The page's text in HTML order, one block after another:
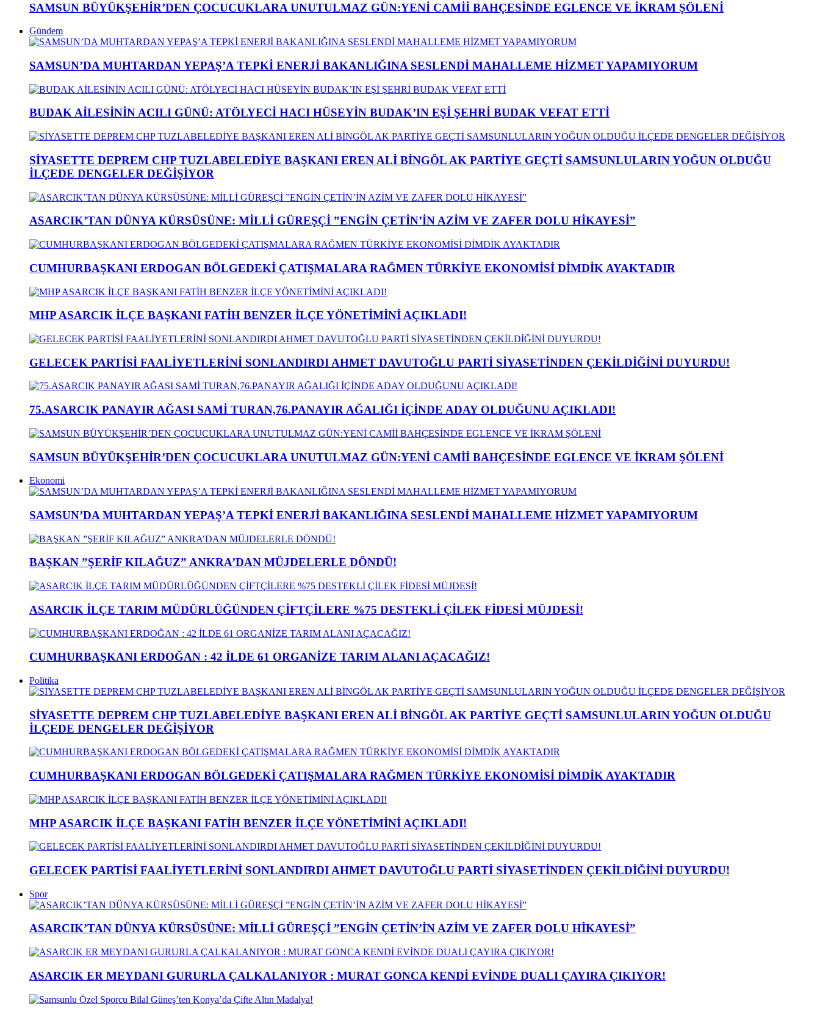
SAMSUN BÜYÜKŞEHİR’DEN ÇOCUCUKLARA UNUTULMAZ GÜN:YENİ CAMİİ BAHÇESİNDE EGLENCE VE İKRAM ŞÖLENİ
Gündem
SAMSUN’DA MUHTARDAN YEPAŞ’A TEPKİ ENERJİ BAKANLIĞINA SESLENDİ MAHALLEME HİZMET YAPAMIYORUM
BUDAK AİLESİNİN ACILI GÜNÜ: ATÖLYECİ HACI HÜSEYİN BUDAK’IN EŞİ ŞEHRİ BUDAK VEFAT ETTİ
SİYASETTE DEPREM CHP TUZLABELEDİYE BAŞKANI EREN ALİ BİNGÖL AK PARTİYE GEÇTİ SAMSUNLULARIN YOĞUN OLDUĞU
İLÇEDE DENGELER DEĞİŞİYOR
ASARCIK’TAN DÜNYA KÜRSÜSÜNE: MİLLİ GÜREŞÇİ ”ENGİN ÇETİN’İN AZİM VE ZAFER DOLU HİKAYESİ”
CUMHURBAŞKANI ERDOGAN BÖLGEDEKİ ÇATIŞMALARA RAĞMEN TÜRKİYE EKONOMİSİ DİMDİK AYAKTADIR
MHP ASARCIK İLÇE BAŞKANI FATİH BENZER İLÇE YÖNETİMİNİ AÇIKLADI!
GELECEK PARTİSİ FAALİYETLERİNİ SONLANDIRDI AHMET DAVUTOĞLU PARTİ SİYASETİNDEN ÇEKİLDİĞİNİ DUYURDU!
75.ASARCIK PANAYIR AĞASI SAMİ TURAN,76.PANAYIR AĞALIĞI İÇİNDE ADAY OLDUĞUNU AÇIKLADI!
SAMSUN BÜYÜKŞEHİR’DEN ÇOCUCUKLARA UNUTULMAZ GÜN:YENİ CAMİİ BAHÇESİNDE EGLENCE VE İKRAM ŞÖLENİ
Ekonomi
SAMSUN’DA MUHTARDAN YEPAŞ’A TEPKİ ENERJİ BAKANLIĞINA SESLENDİ MAHALLEME HİZMET YAPAMIYORUM
BAŞKAN ”ŞERİF KILAĞUZ” ANKRA’DAN MÜJDELERLE DÖNDÜ!
ASARCIK İLÇE TARIM MÜDÜRLÜĞÜNDEN ÇİFTÇİLERE %75 DESTEKLİ ÇİLEK FİDESİ MÜJDESİ!
CUMHURBAŞKANI ERDOĞAN : 42 İLDE 61 ORGANİZE TARIM ALANI AÇACAĞIZ!
Politika
SİYASETTE DEPREM CHP TUZLABELEDİYE BAŞKANI EREN ALİ BİNGÖL AK PARTİYE GEÇTİ SAMSUNLULARIN YOĞUN OLDUĞU
İLÇEDE DENGELER DEĞİŞİYOR
CUMHURBAŞKANI ERDOGAN BÖLGEDEKİ ÇATIŞMALARA RAĞMEN TÜRKİYE EKONOMİSİ DİMDİK AYAKTADIR
MHP ASARCIK İLÇE BAŞKANI FATİH BENZER İLÇE YÖNETİMİNİ AÇIKLADI!
GELECEK PARTİSİ FAALİYETLERİNİ SONLANDIRDI AHMET DAVUTOĞLU PARTİ SİYASETİNDEN ÇEKİLDİĞİNİ DUYURDU!
Spor
ASARCIK’TAN DÜNYA KÜRSÜSÜNE: MİLLİ GÜREŞÇİ ”ENGİN ÇETİN’İN AZİM VE ZAFER DOLU HİKAYESİ”
ASARCIK ER MEYDANI GURURLA ÇALKALANIYOR : MURAT GONCA KENDİ EVİNDE DUALI ÇAYIRA ÇIKIYOR!